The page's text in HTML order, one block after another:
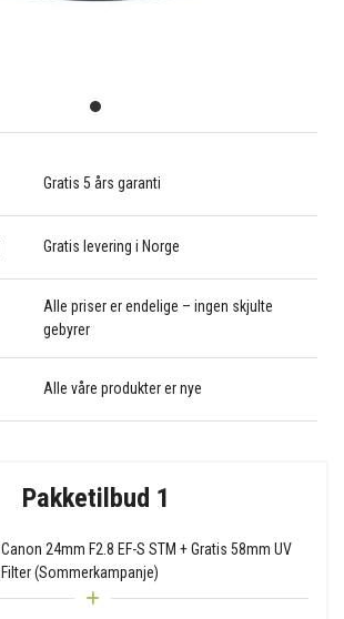
Gratis 5 års garanti
Gratis levering i Norge
Alle priser er endelige – ingen skjulte
gebyrer
Alle våre produkter er nye
Pakketilbud 1
Canon 24mm F2.8 EF-S STM + Gratis 58mm UV
Filter (Sommerkampanje)